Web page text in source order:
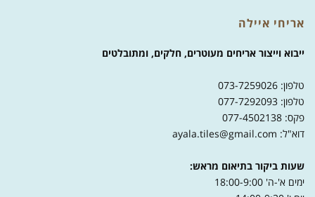
אריחי איילה
ייבוא וייצור אריחים מעוטרים, חלקים, ומתובלטים
טלפון: 073-7259026
טלפון: 077-7292093
פקס: 077-4502138
דוא"ל: ayala.tiles@gmail.com
שעות ביקור בתיאום מראש:
ימים א'-ה' 18:00-9:00